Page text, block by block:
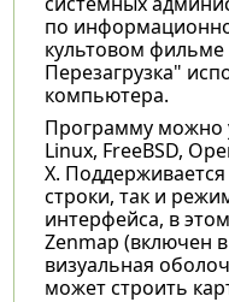
по
культовом
Перезагрузка"
компьютера.
Программу можно
Linux, FreeBSD,
X.
строки, так и
интерфейса, в
Zenmap (включен
визуальная
может строить